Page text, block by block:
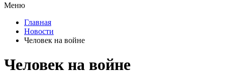
Меню
Главная
Новости
Человек на войне
Человек на войне